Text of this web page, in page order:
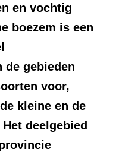
en vochtig
boezem is een
de gebieden
voor,
kleine en de
deelgebied